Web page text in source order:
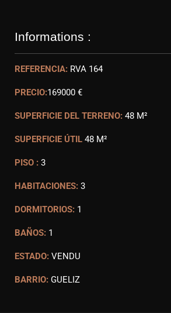
Informations :
REFERENCIA: RVA 164
PRECIO:169000 €
SUPERFICIE DEL TERRENO: 48 M²
SUPERFICIE ÚTIL 48 M²
PISO : 3
HABITACIONES: 3
DORMITORIOS: 1
BAÑOS: 1
ESTADO: VENDU
BARRIO: GUELIZ